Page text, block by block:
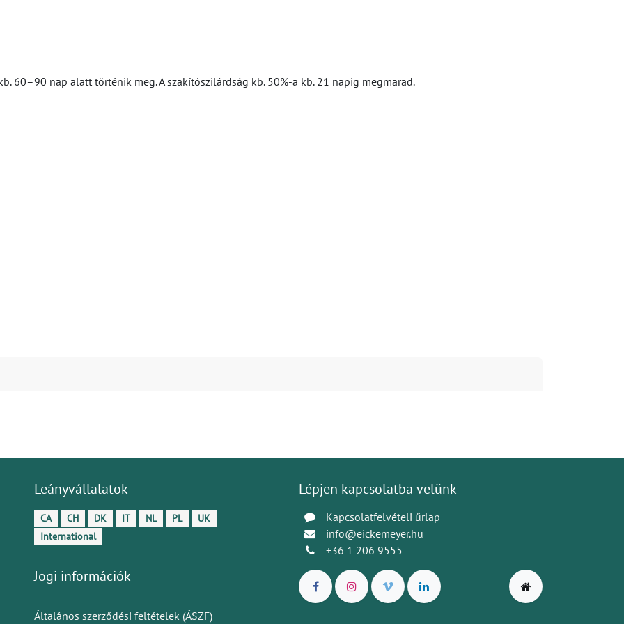
60–90 nap alatt történik meg. A szakítószilárdság kb. 50%-a kb. 21 napig megmarad.
Leányvállalatok
CA CH DK IT NL PL
UK
International
Jogi információk
Általános szerződési feltételek (ÁSZF)
Lépjen kapcsolatba velünk
Kapcsolatfelvételi űrlap
info@eickemeyer.hu
+36 1 206 9555